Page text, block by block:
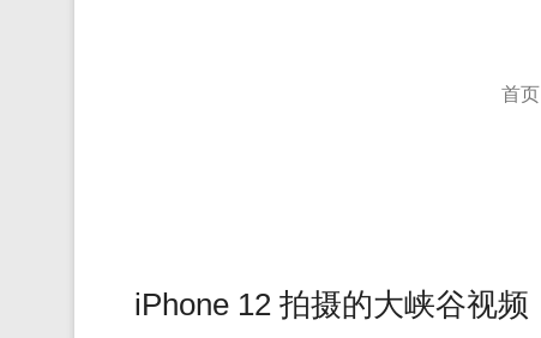
首页
iPhone 12 拍摄的大峡谷视频